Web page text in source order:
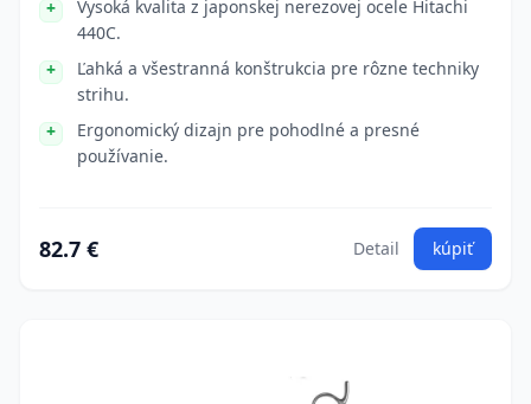
Vysoká kvalita z japonskej nerezovej ocele Hitachi
440C.
Ľahká a všestranná konštrukcia pre rôzne techniky
strihu.
Ergonomický dizajn pre pohodlné a presné
používanie.
82.7 € Detail kúpiť